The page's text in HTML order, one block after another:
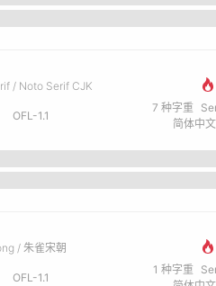
/ Noto Serif CJK
OFL-1.1
7 种字重
/ 朱雀宋朝
OFL-1.1
1 种字重